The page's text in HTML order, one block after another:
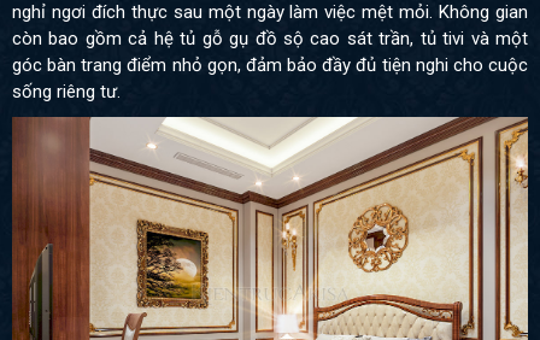
nghỉ ngơi đích thực sau một ngày làm việc mệt mỏi. Không gian
còn bao gồm cả hệ tủ gỗ gụ đồ sộ cao sát trần, tủ tivi và một
góc bàn trang điểm nhỏ gọn, đảm bảo đầy đủ tiện nghi cho cuộc
sống riêng tư.